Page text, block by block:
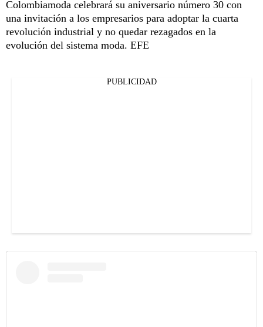
Colombiamoda celebrará su aniversario número 30 con
una invitación a los empresarios para adoptar la cuarta
revolución industrial y no quedar rezagados en la
evolución del sistema moda. EFE
PUBLICIDAD